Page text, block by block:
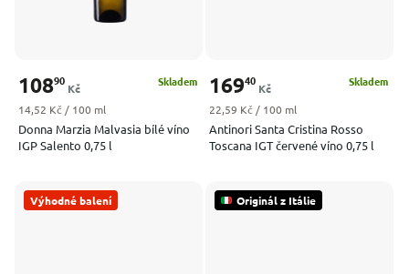
Donna Marzia Malvasia bílé víno
IGP Salento 0,75 l
Skladem
10890
Kč
Měrná cena:
14,52 Kč / 100 ml
Antinori Santa Cristina Rosso
Toscana IGT červené víno 0,75 l
Skladem
16940
Kč
Měrná cena:
22,59 Kč / 100 ml
Výhodné balení Originál z Itálie